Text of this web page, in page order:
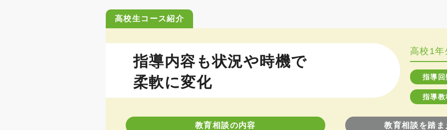
指導内容も状況や時機で
柔軟に変化
高校1年
指導回
指導教
高校生コース紹介
教育相談の内容 教育相談を踏